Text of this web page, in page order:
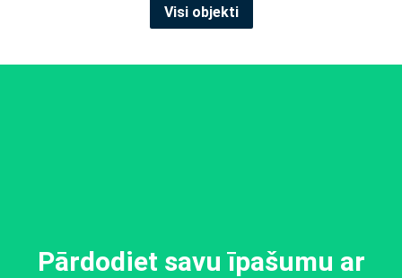
Visi objekti
Pārdodiet savu īpašumu ar